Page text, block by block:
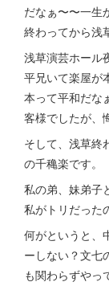
だなぁ〜〜一生
終わってから浅
浅草演芸ホール
平兄いて楽屋が
本って平和だな
客様でしたが、
そして、浅草終
の千穐楽です。
私の弟、妹弟子
私がトリだった
何がというと、
ーしない？文七
も関わらずやっ